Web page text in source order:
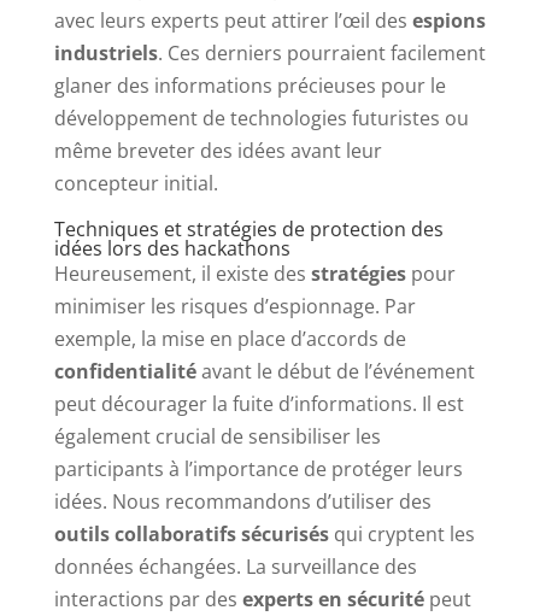
avec leurs experts peut attirer l’œil des espions
industriels. Ces derniers pourraient facilement
glaner des informations précieuses pour le
développement de technologies futuristes ou
même breveter des idées avant leur
concepteur initial.
Techniques et stratégies de protection des
idées lors des hackathons
Heureusement, il existe des stratégiespour
minimiser les risques d’espionnage. Par
exemple, la mise en place d’accords de
confidentialitéavant le début de l’événement
peut décourager la fuite d’informations. Il est
également crucial de sensibiliser les
participants à l’importance de protéger leurs
idées. Nous recommandons d’utiliser des
outils collaboratifs sécurisésqui cryptent les
données échangées. La surveillance des
interactions par des experts en sécuritépeut